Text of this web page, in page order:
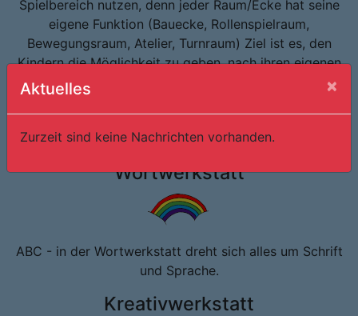
Spielbereich nutzen, denn jeder Raum/Ecke hat seine
eigene Funktion (Bauecke, Rollenspielraum,
Bewegungsraum, Atelier, Turnraum) Ziel ist es, den
Kindern die Möglichkeit zu geben, nach ihren eigenen
Wünschen und Interessen zu spielen und
Wortwerkstatt
ABC - in der Wortwerkstatt dreht sich alles um Schrift
und Sprache.
Kreativwerkstatt
Aktuelles ×
Zurzeit sind keine Nachrichten vorhanden.